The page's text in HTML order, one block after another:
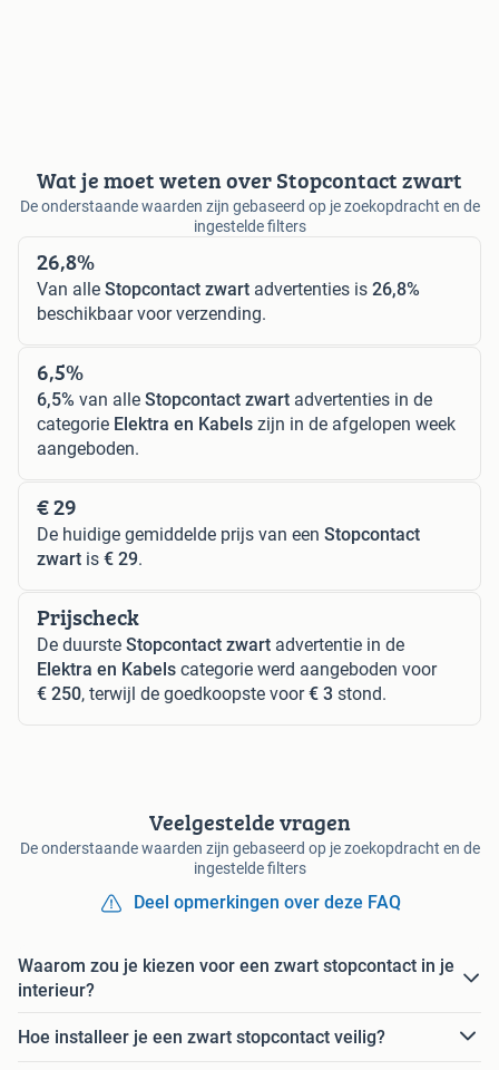
Wat je moet weten over Stopcontact zwart
De onderstaande waarden zijn gebaseerd op je zoekopdracht en de
ingestelde filters
26,8%
Van alle Stopcontact zwart advertenties is 26,8%
beschikbaar voor verzending.
6,5%
6,5% van alle Stopcontact zwart advertenties in de
categorie Elektra en Kabels zijn in de afgelopen week
aangeboden.
€ 29
De huidige gemiddelde prijs van een Stopcontact
zwart is € 29.
Prijscheck
De duurste Stopcontact zwart advertentie in de
Elektra en Kabels categorie werd aangeboden voor
€ 250, terwijl de goedkoopste voor€ 3 stond.
Veelgestelde vragen
De onderstaande waarden zijn gebaseerd op je zoekopdracht en de
ingestelde filters
Deel opmerkingen over deze FAQ
Waarom zou je kiezen voor een zwart stopcontact in je
interieur?
Hoe installeer je een zwart stopcontact veilig?